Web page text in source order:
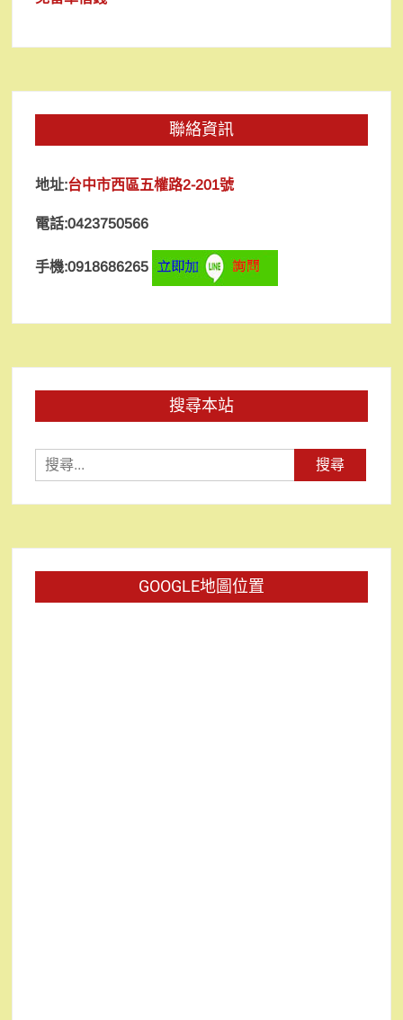
聯絡資訊
地址:台中市西區五權路2-201號
電話:0423750566
手機:0918686265
搜尋本站
尋
關
GOOGLE地圖位置